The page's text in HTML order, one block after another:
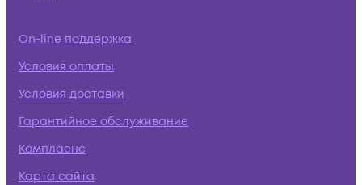
On-line поддержка
Условия оплаты
Условия доставки
Гарантийное обслуживание
Комплаенс
Карта сайта